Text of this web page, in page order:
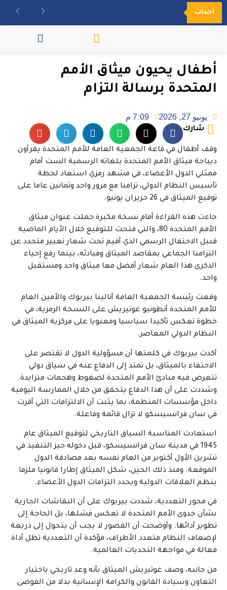
أحداث
أطفال يحيون ميثاق الأمم
المتحدة برسالة التزام
يونيو 27, 2026 7:09 م
شارك
وقف أطفال في قاعة الجمعية العامة للأمم المتحدة يقرأون
ديباجة ميثاق الأمم المتحدة بلغاته الرسمية الست أمام
ممثلي الدول الأعضاء، في مشهد رمزي استعاد لحظة
تأسيس النظام الدولي، تزامنا مع مرور واحد وثمانين عاما على
توقيع الميثاق في 26 حزيران يونيو.
جاءت هذه القراءة أمام نسخة مكبرة حملت عنوان ميثاق
الأمم المتحدة 80، والتي فتحت للتوقيع خلال الأيام الماضية
قبيل الاحتفال الرسمي الذي أقيم تحت شعار تعبير متجدد عن
التزامنا الجماعي بمقاصد الميثاق ومبادئه، بينما رفع إحياء
الذكرى هذا العام شعار أفضل معا ميثاق واحد ومستقبل
واحد.
وقعت رئيسة الجمعية العامة أنالينا بيربوك والأمين العام
للأمم المتحدة أنطونيو غوتيريش على النسخة الرمزية، في
خطوة تعكس تأكيدا سياسيا ومعنويا على مركزية الميثاق في
النظام الدولي المعاصر.
أكدت بيربوك في كلمتها أن مسؤولية الدول لا تقتصر على
الاحتفاء بالميثاق، بل تمتد إلى الدفاع عنه في سياق دولي
تتعرض فيه مبادئ الأمم المتحدة لضغوط وهجمات متزايدة.
وشددت على أن هذا الدفاع يتحقق من خلال الممارسة اليومية
داخل مؤسسات المنظمة، بما يثبت أن الالتزامات التي أقرت
في سان فرانسيسكو لا تزال قائمة وفاعلة.
استعادت المناسبة السياق التاريخي لتوقيع الميثاق عام
1945 في مدينة سان فرانسيسكو، قبل دخوله حيز التنفيذ في
تشرين الأول أكتوبر من العام نفسه بعد مصادقة الدول
الموقعة. ومنذ ذلك الحين، شكل الميثاق إطارا قانونيا ملزما
ينظم العلاقات الدولية ويحدد التزامات الدول الأعضاء.
في محور التعددية، شددت بيربوك على أن النقاشات الجارية
بشأن جدوى الأمم المتحدة لا تعكس فشلها، بل الحاجة إلى
تطوير أدائها. وأوضحت أن القصور لا يجب أن يتحول إلى ذريعة
لإضعاف النظام متعدد الأطراف، مؤكدة أن التعددية تظل أداة
فعالة في مواجهة التحديات العالمية.
من جانبه، وصف غوتيريش الميثاق بأنه وعد تاريخي باختيار
التعاون وسيادة القانون والكرامة الإنسانية بدلا من الفوضى